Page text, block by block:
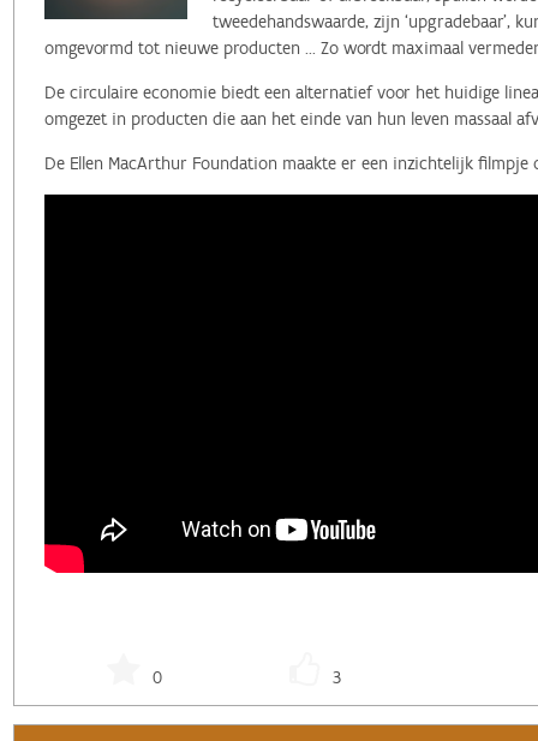
tweedehandswaarde, zijn ‘upgradebaar’,
omgevormd tot nieuwe producten ... Zo wordt maximaal
De circulaire economie biedt een alternatief voor het huidige
omgezet in producten die aan het einde van hun leven massaal
De Ellen MacArthur Foundation maakte er een inzichtelijk filmpje
0 3